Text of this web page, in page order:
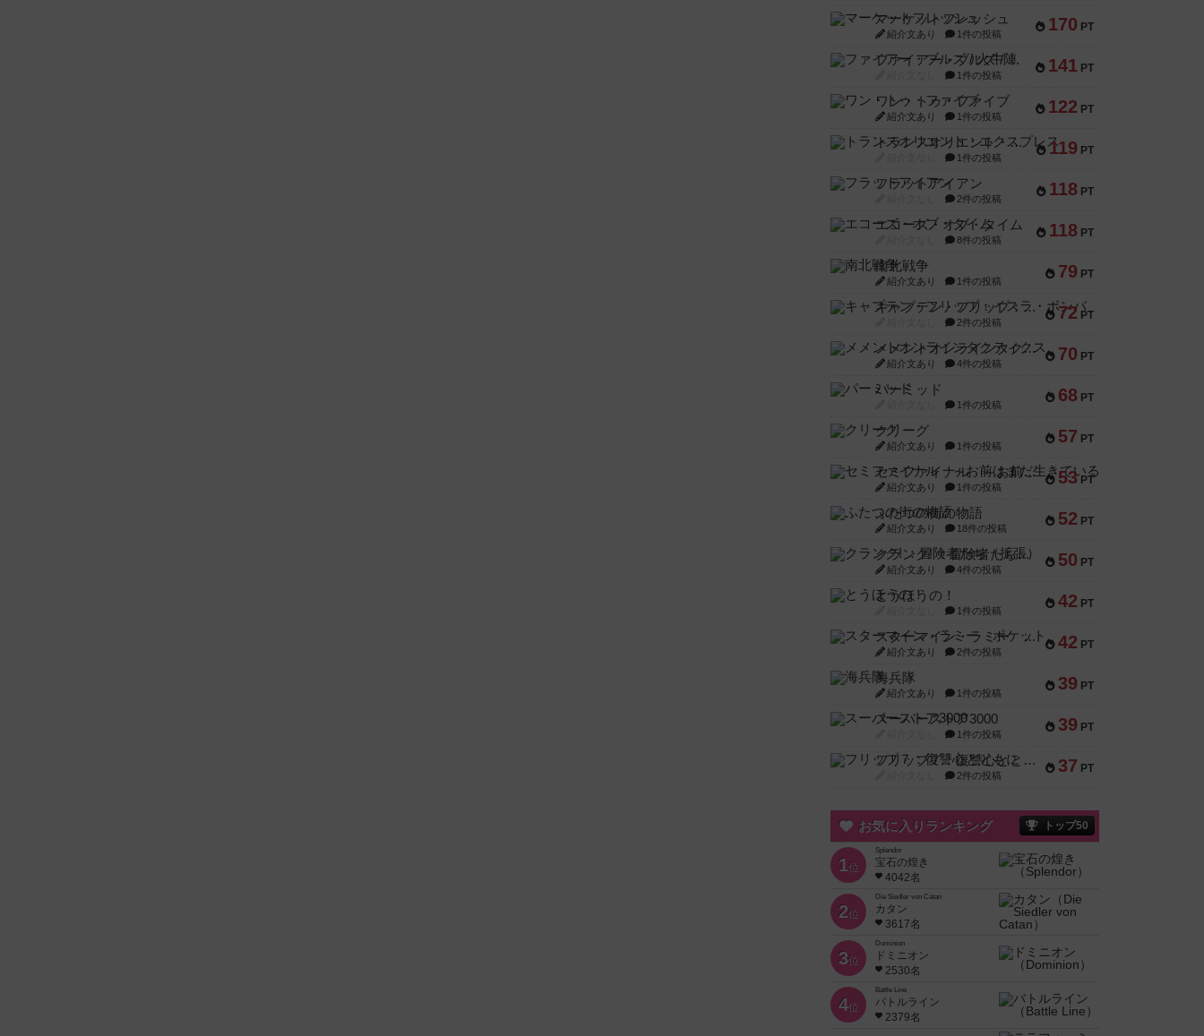
170 PT
マーケットフレッシュ
紹介文あり 1件の投稿
141 PT
ファイアー・ブルズ / 火牛陣
1件の投稿
122 PT
ワン・トゥ・ファイブ
紹介文あり 1件の投稿
119 PT
トランスオリエント・エクスプレス
1件の投稿
118 PT
フラットアイアン
2件の投稿
118 PT
エコーズ・オブ・タイム
8件の投稿
79 PT
南北戦争
紹介文あり 1件の投稿
72 PT
キャプテン・フリップ：イスラ・ボンバ
2件の投稿
70 PT
メメントオンラインタクティクス
紹介文あり 4件の投稿
68 PT
パーミッド
1件の投稿
57 PT
クリーグ
紹介文あり 1件の投稿
53 PT
セミファイナル ～お前はまだ生きている～
紹介文あり 1件の投稿
52 PT
ふたつの街の物語
紹介文あり 18件の投稿
50 PT
クランク! ：冒険者たち（拡張）
紹介文あり 4件の投稿
42 PT
とうほうの！
1件の投稿
42 PT
スターマイン・ラミー ポケット
紹介文あり 2件の投稿
39 PT
海兵隊
紹介文あり 1件の投稿
39 PT
スーパーストア3000
1件の投稿
37 PT
フリップ７：復讐心とともに
2件の投稿
お気に入りランキング トップ50
1位
Splendor
宝石の煌き
4042名
2位
Die Siedler von Catan
カタン
3617名
3位
Dominion
ドミニオン
2530名
4位
Battle Line
バトルライン
2379名